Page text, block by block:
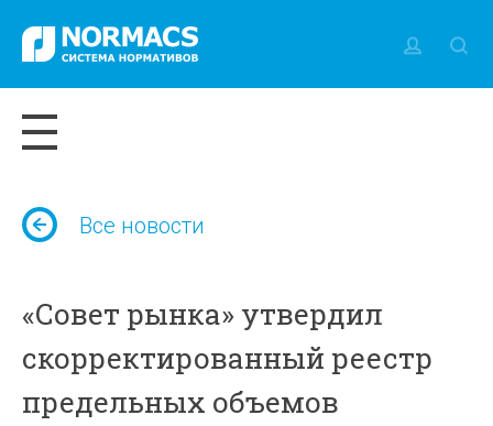
Все новости
«Совет рынка» утвердил
скорректированный реестр
предельных объемов